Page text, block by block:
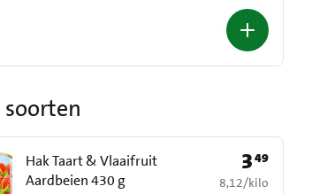
soorten
Hak Taart & Vlaaifruit
Aardbeien 430 g
Prijs: € 3,49
349
€ 8,12 per kilo
8,12/kilo